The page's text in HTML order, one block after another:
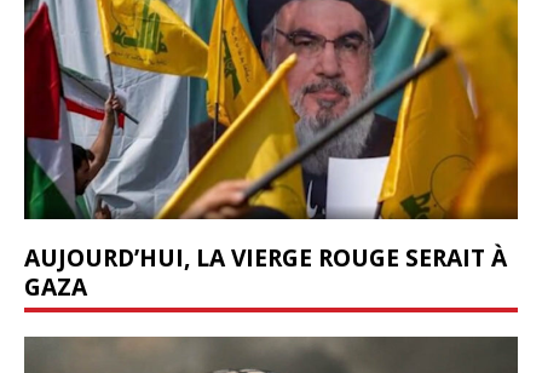
AUJOURD’HUI, LA VIERGE ROUGE SERAIT À
GAZA